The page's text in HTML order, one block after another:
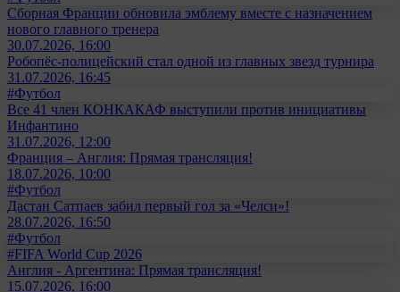
Сборная Франции обновила эмблему вместе с назначением
нового главного тренера
30.07.2026, 16:00
Робопёс-полицейский стал одной из главных звезд турнира
31.07.2026, 16:45
#Футбол
Все 41 член КОНКАКАФ выступили против инициативы
Инфантино
31.07.2026, 12:00
Франция – Англия: Прямая трансляция!
18.07.2026, 10:00
#Футбол
Дастан Сатпаев забил первый гол за «Челси»!
28.07.2026, 16:50
#Футбол
#FIFA World Cup 2026
Англия - Аргентина: Прямая трансляция!
15.07.2026, 16:00